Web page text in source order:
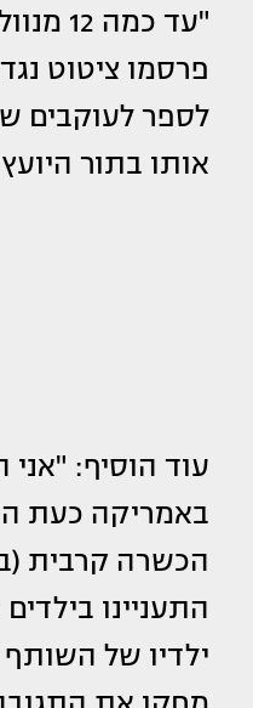
"עד
פרסמו ציטוט
לספר לעוקבים
אותו בתור
עוד הוסיף:
באמריקה כעת
הכשרה קרבית
התעניינו
ילדיו של